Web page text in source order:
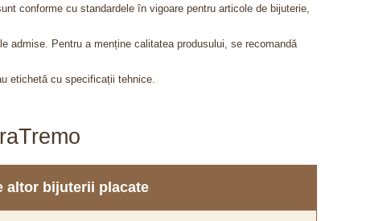
conforme cu standardele în vigoare pentru articole de bijuterie,
admise. Pentru a menține calitatea produsului, se recomandă
etichetă cu specificații tehnice.
altor bijuterii placate